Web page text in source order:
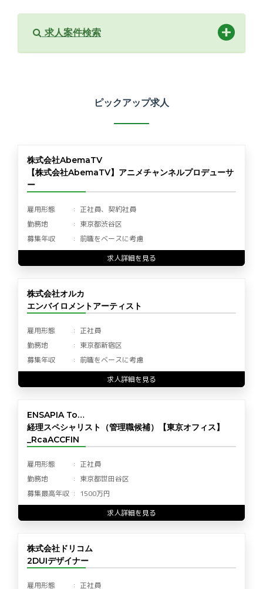
求人案件検索
ピックアップ求人
株式会社AbemaTV
【株式会社AbemaTV】アニメチャンネルプロデューサ
ー
雇用形態
正社員、契約社員
勤務地
東京都渋谷区
募集年収
前職をベースに考慮
求人詳細を見る
株式会社オルカ
エンバイロメントアーティスト
雇用形態
正社員
勤務地
東京都新宿区
募集年収
前職をベースに考慮
求人詳細を見る
ENSAPIA To…
経理スペシャリスト（管理職候補）【東京オフィス】
_RcaACCFIN
雇用形態
正社員
勤務地
東京都世田谷区
募集最高年収
1500万円
求人詳細を見る
株式会社ドリコム
2DUIデザイナー
雇用形態 正社員